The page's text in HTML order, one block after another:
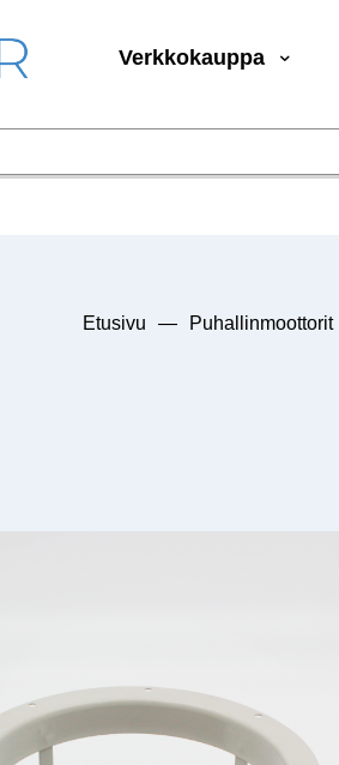
Verkkokauppa
Etusivu — Puhallinmoottorit